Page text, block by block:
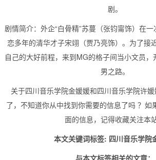
剧。
剧情简介：外企“白骨精”苏蔓（张钧甯饰）在
恋多年的清华才子宋翊（贾乃亮饰）。为了接
自己的大好前程，来到MG的格子间当小文员
男之路。
关于四川音乐学院金媛媛和四川音乐学院许
了，不知道你从中找到你需要的信息了吗 ？如
面的信息，记得收藏关注本站
本文关键词标签: 四川音乐学院
与本文标签相关的文章：